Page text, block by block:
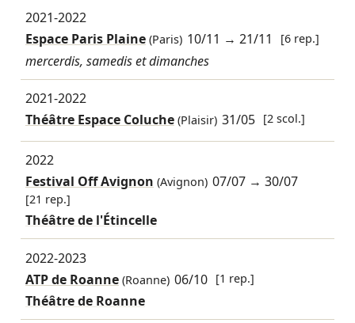
2021-2022
Espace Paris Plaine(Paris) 10/11 →21/11 [6 rep.]
mercerdis, samedis et dimanches
2021-2022
Théâtre Espace Coluche(Plaisir) 31/05 [2 scol.]
2022
Festival Off Avignon (Avignon) 07/07 →30/07
[21 rep.]
Théâtre de l'Étincelle
2022-2023
ATP de Roanne(Roanne) 06/10 [1 rep.]
Théâtre de Roanne